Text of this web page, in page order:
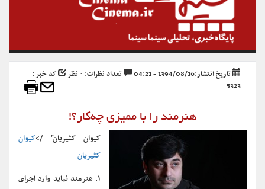
تاریخ انتشار:1394/08/16 - 04:21 تعداد نظرات: ۰ نظر
کد خبر :
5323
هنرمند را با ممیزی چه‌کار؟!
کیوان کثیریان" />کیوان
کثیریان
۱. هنرمند نباید وارد اجرای